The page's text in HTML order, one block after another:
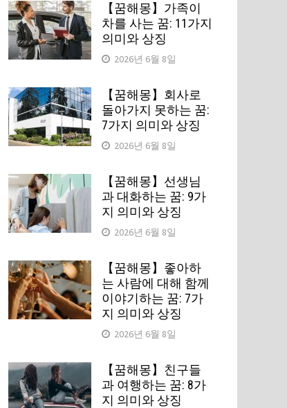
【꿈해몽】가족이
차를 사는 꿈: 11가지
의미와 상징
2026년 6월 8일
【꿈해몽】회사로
돌아가지 못하는 꿈:
7가지 의미와 상징
2026년 6월 8일
【꿈해몽】선생님
과 대화하는 꿈: 9가
지 의미와 상징
2026년 6월 8일
【꿈해몽】좋아하
는 사람에 대해 함께
이야기하는 꿈: 7가
지 의미와 상징
2026년 6월 8일
【꿈해몽】친구들
과 여행하는 꿈: 8가
지 의미와 상징